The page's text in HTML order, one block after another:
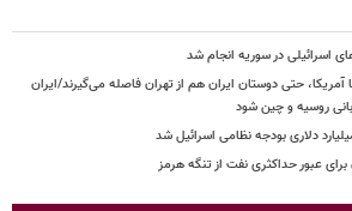
اسرائیلی در سوریه انجام شد
حتی دوستان ایران هم از تهران فاصله می‌گیرند/ایران
روسیه و چین شود
برای عبور حداکثری نفت از تنگه هرمز